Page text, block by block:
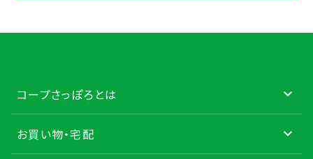
コープさっぽろとは
お買い物・宅配